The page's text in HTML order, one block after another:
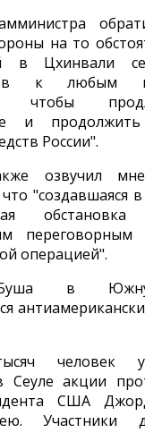
на то
в Цхинвали
к любым
чтобы
и
России".
озвучил
"создавшаяся
обстановка
операцией".
в
человек
Сеуле акции
США
Участники